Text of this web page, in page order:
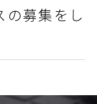
の募集をし